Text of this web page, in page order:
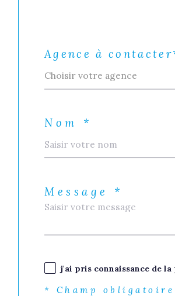
Agence à
Choisir votre agence
Nom *
Message *
j'ai pris connaissance de
* Champ obligatoire